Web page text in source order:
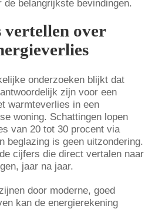
de belangrijkste bevindingen.
vertellen over
onderzoeken blijkt dat
zijn voor een
warmteverlies in een
woning. Schattingen lopen
van 20 tot 30 procent via
beglazing is geen uitzondering.
cijfers die direct vertalen naar
jaar na jaar.
door moderne, goed
kan de energierekening